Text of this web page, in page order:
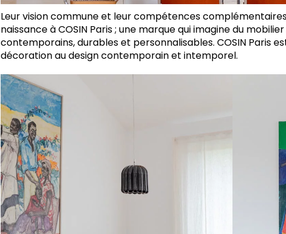
Leur vision commune et leur compétences
naissance à COSIN Paris ; une marque qui imagine du
contemporains, durables et personnalisables. COSIN Paris
décoration au design contemporain et intemporel.